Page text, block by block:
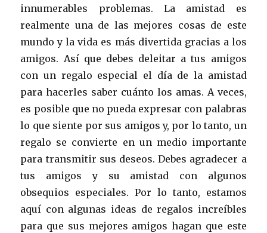
innumerables problemas. La amistad es
realmente una de las mejores cosas de este
mundo y la vida es más divertida gracias a los
amigos. Así que debes deleitar a tus amigos
con un regalo especial el día de la amistad
para hacerles saber cuánto los amas. A veces,
es posible que no pueda expresar con palabras
lo que siente por sus amigos y, por lo tanto, un
regalo se convierte en un medio importante
para transmitir sus deseos. Debes agradecer a
tus amigos y su amistad con algunos
obsequios especiales. Por lo tanto, estamos
aquí con algunas ideas de regalos increíbles
para que sus mejores amigos hagan que este